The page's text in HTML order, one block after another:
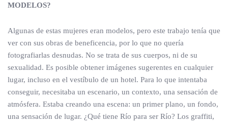
MODELOS?
Algunas de estas mujeres eran modelos, pero este trabajo tenía que
ver con sus obras de beneficencia, por lo que no quería
fotografiarlas desnudas. No se trata de sus cuerpos, ni de su
sexualidad. Es posible obtener imágenes sugerentes en cualquier
lugar, incluso en el vestíbulo de un hotel. Para lo que intentaba
conseguir, necesitaba un escenario, un contexto, una sensación de
atmósfera. Estaba creando una escena: un primer plano, un fondo,
una sensación de lugar. ¿Qué tiene Río para ser Río? Los graffiti,